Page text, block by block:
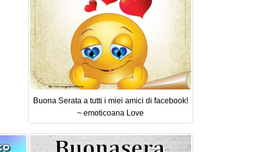
Buona Serata a tutti i miei amici di facebook!
~ emoticoana Love